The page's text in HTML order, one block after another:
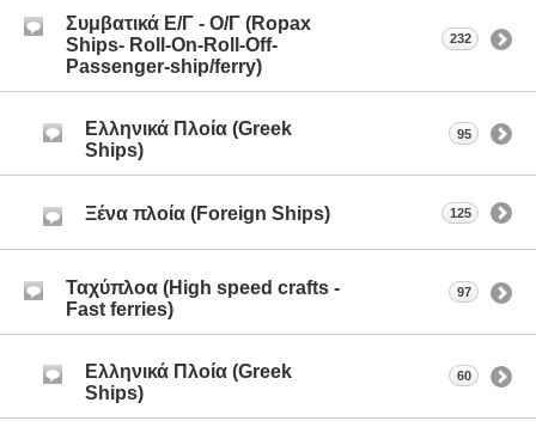
Συμβατικά Ε/Γ - Ο/Γ (Ropax
Ships- Roll-On-Roll-Off-
Passenger-ship/ferry)
232
Ελληνικά Πλοία (Greek
Ships)
95
Ξένα πλοία (Foreign Ships) 125
Ταχύπλοα (High speed crafts -
Fast ferries)
97
Ελληνικά Πλοία (Greek
Ships)
60